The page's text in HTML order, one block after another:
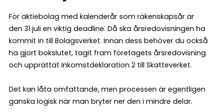
För aktiebolag med kalenderår som räkenskapsår är
den 31 juli en viktig deadline. Då ska årsredovisningen ha
kommit in till Bolagsverket. Innan dess behöver du också
ha gjort bokslutet, tagit fram företagets årsredovisning
och upprättat Inkomstdeklaration 2 till Skatteverket.
Det kan låta omfattande, men processen är egentligen
ganska logisk när man bryter ner den i mindre delar.